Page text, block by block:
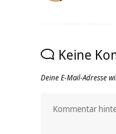
Keine
Deine E-Mail-Adresse